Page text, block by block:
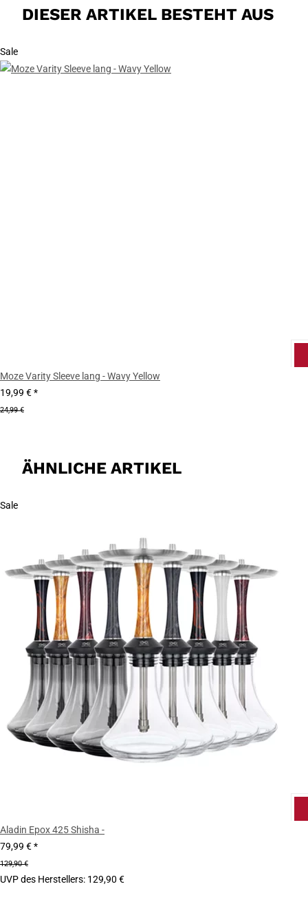
DIESER ARTIKEL BESTEHT AUS
Sale
Moze Varity Sleeve lang - Wavy Yellow
19,99 €*
24,99 €
ÄHNLICHE ARTIKEL
Sale
Aladin Epox 425 Shisha -
79,99 €*
129,90 €
UVP des Herstellers: 129,90 €